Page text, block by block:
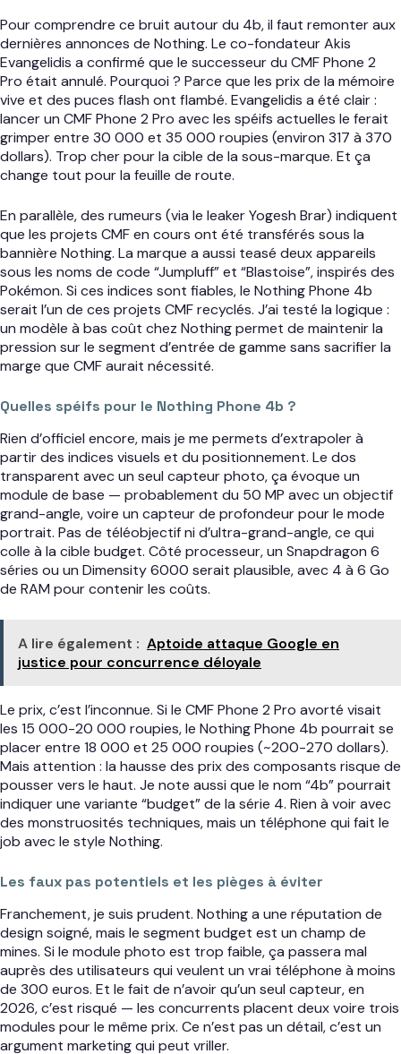
Pour comprendre ce bruit autour du 4b, il faut remonter aux
dernières annonces de Nothing. Le co-fondateur Akis
Evangelidis a confirmé que le successeur du CMF Phone 2
Pro était annulé. Pourquoi ? Parce que les prix de la mémoire
vive et des puces flash ont flambé. Evangelidis a été clair :
lancer un CMF Phone 2 Pro avec les spéifs actuelles le ferait
grimper entre 30 000 et 35 000 roupies (environ 317 à 370
dollars). Trop cher pour la cible de la sous-marque. Et ça
change tout pour la feuille de route.
En parallèle, des rumeurs (via le leaker Yogesh Brar) indiquent
que les projets CMF en cours ont été transférés sous la
bannière Nothing. La marque a aussi teasé deux appareils
sous les noms de code “Jumpluff” et “Blastoise”, inspirés des
Pokémon. Si ces indices sont fiables, le Nothing Phone 4b
serait l’un de ces projets CMF recyclés. J’ai testé la logique :
un modèle à bas coût chez Nothing permet de maintenir la
pression sur le segment d’entrée de gamme sans sacrifier la
marge que CMF aurait nécessité.
Quelles spéifs pour le Nothing Phone 4b ?
Rien d’officiel encore, mais je me permets d’extrapoler à
partir des indices visuels et du positionnement. Le dos
transparent avec un seul capteur photo, ça évoque un
module de base — probablement du 50 MP avec un objectif
grand-angle, voire un capteur de profondeur pour le mode
portrait. Pas de téléobjectif ni d’ultra-grand-angle, ce qui
colle à la cible budget. Côté processeur, un Snapdragon 6
séries ou un Dimensity 6000 serait plausible, avec 4 à 6 Go
de RAM pour contenir les coûts.
A lire également : Aptoide attaque Google en
justice pour concurrence déloyale
Le prix, c’est l’inconnue. Si le CMF Phone 2 Pro avorté visait
les 15 000-20 000 roupies, le Nothing Phone 4b pourrait se
placer entre 18 000 et 25 000 roupies (~200-270 dollars).
Mais attention : la hausse des prix des composants risque de
pousser vers le haut. Je note aussi que le nom “4b” pourrait
indiquer une variante “budget” de la série 4. Rien à voir avec
des monstruosités techniques, mais un téléphone qui fait le
job avec le style Nothing.
Les faux pas potentiels et les pièges à éviter
Franchement, je suis prudent. Nothing a une réputation de
design soigné, mais le segment budget est un champ de
mines. Si le module photo est trop faible, ça passera mal
auprès des utilisateurs qui veulent un vrai téléphone à moins
de 300 euros. Et le fait de n’avoir qu’un seul capteur, en
2026, c’est risqué — les concurrents placent deux voire trois
modules pour le même prix. Ce n’est pas un détail, c’est un
argument marketing qui peut vriller.